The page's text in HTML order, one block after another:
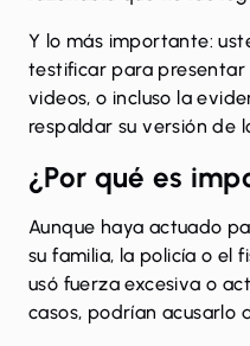
Y lo más importante:
testificar para presentar
videos, o incluso la
respaldar su versión de
¿Por qué es
Aunque haya actuado
su familia, la policía o el
usó fuerza excesiva o
casos, podrían acusarlo